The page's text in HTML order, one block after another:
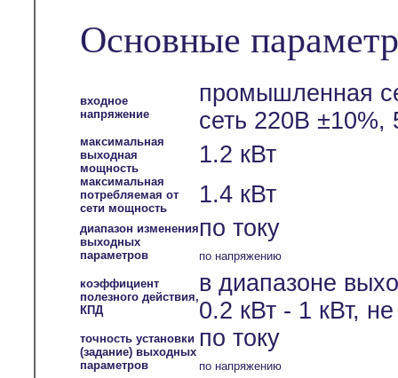
Основные
входное
напряжение
промышленная
сеть 220В ±10%,
максимальная
выходная
мощность
1.2 кВт
максимальная
потребляемая от
сети мощность
1.4 кВт
диапазон изменения
выходных
параметров
по току
по напряжению
коэффициент
полезного действия,
КПД
в диапазоне
0.2 кВт - 1 кВт,
точность установки
(задание) выходных
параметров
по току
по напряжению